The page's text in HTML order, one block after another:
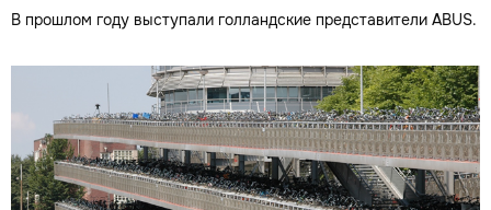
В прошлом году выступали голландские представители ABUS.